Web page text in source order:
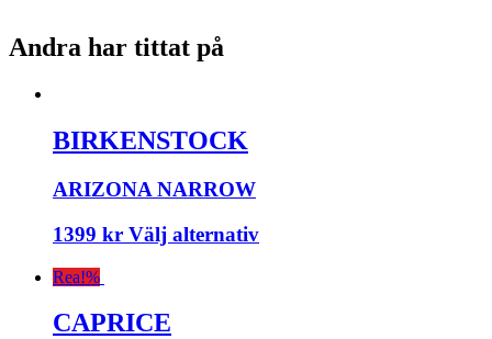
Andra har tittat på
BIRKENSTOCK
ARIZONA NARROW
1399 kr Välj alternativ
Rea!%
CAPRICE